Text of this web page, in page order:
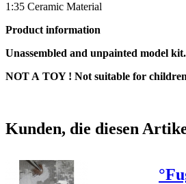
1:35 Ceramic Material
Product information
Unassembled and unpainted model
NOT A TOY ! Not suitable for
Kunden, die diesen